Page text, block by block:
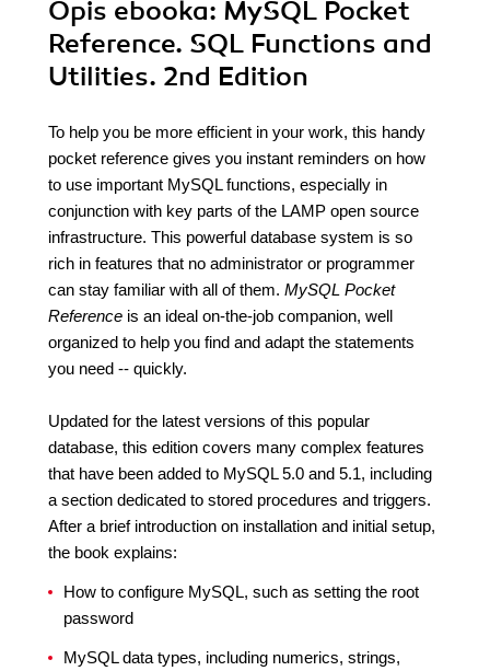
Opis ebooka: MySQL Pocket
Reference. SQL Functions and
Utilities. 2nd Edition
To help you be more efficient in your work, this handy
pocket reference gives you instant reminders on how
to use important MySQL functions, especially in
conjunction with key parts of the LAMP open source
infrastructure. This powerful database system is so
rich in features that no administrator or programmer
can stay familiar with all of them. MySQL Pocket
Reference is an ideal on-the-job companion, well
organized to help you find and adapt the statements
you need -- quickly.
Updated for the latest versions of this popular
database, this edition covers many complex features
that have been added to MySQL 5.0 and 5.1, including
a section dedicated to stored procedures and triggers.
After a brief introduction on installation and initial setup,
the book explains:
How to configure MySQL, such as setting the root
password
MySQL data types, including numerics, strings,